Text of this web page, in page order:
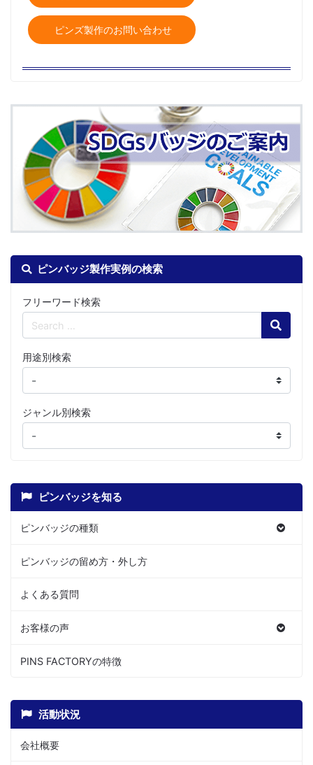
ピンバッジ製作実例の検索
フリーワード検索
Search
用途別検索
ジャンル別検索
ピンバッジを知る
ピンバッジの種類
ピンバッジの留め方・外し方
よくある質問
お客様の声
PINS FACTORYの特徴
活動状況
会社概要
ピンズ製作のお問い合わせ